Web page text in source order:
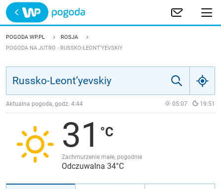
Trwa ładowanie
POLSKA
JAKOŚĆ POWIETRZA
POGODA WP.PL
ROSJA
POGODA NA JUTRO - RUSSKO-LEONT’YEVSKIY
Aktualna pogoda, godz. 4:44 05:07 19:51
31
Zachmurzenie małe, pogodnie
Odczuwalna 34°C